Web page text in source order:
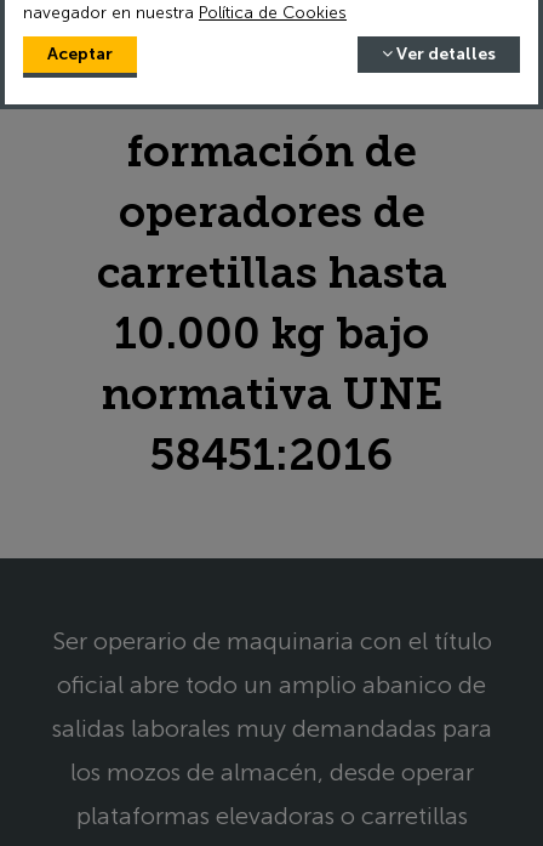
Curso online de
formación de
operadores de
carretillas hasta
10.000 kg bajo
normativa UNE
58451:2016
Ser operario de maquinaria con el título
oficial abre todo un amplio abanico de
salidas laborales muy demandadas para
los mozos de almacén, desde operar
plataformas elevadoras o carretillas